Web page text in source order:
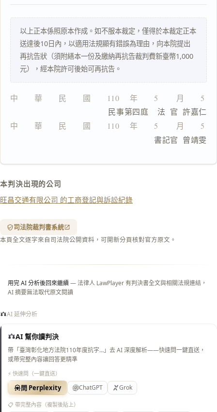
以上正本係照原本作成。如不服本裁定，僅得於本裁定正本
送達後10日內，以適用法規顯有錯誤為理由，向本院提出
再抗告狀（須附繕本一份及繳納再抗告裁判費新臺幣1,000
元），經本院許可後始可再抗告。
中　　華　　民　　國　　110 　年　　5 　　月　　5
                  民事第四庭    法  官  許嘉仁
中　　華　　民　　國　　110 　年　　5 　　月　　5
                                書記官  曾靖雯
本判決出現的公司
旺昌交通有限公司 的工商登記與訴訟紀錄
司法院裁判書系統
本頁全文逐字來自司法院公開資料，可開新分頁核對官方原文。
用完 AI 分析後回來繼續— 法律人 LawPlayer 有判決書全文與相關法規連結，
AI 摘要無法取代原文閱讀
AI 延伸分析
AI 幫你讀判決
帶「臺灣彰化地方法院110年度抗字…」去 AI 深度解析——快速問一鍵直送，
或帶完整內容讓回答更精準
⚡ 快速問（一鍵直送）
問 Perplexity ChatGPT Grok
📋 帶完整內容（複製後貼上）
由
複
全
文